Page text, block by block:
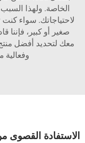
الخاصة. ولهذا
لاحتياجاتك. سواء
صغير أو كبير، فإننا
معك لتحديد أفضل
وفعالية
الاستفادة القصوى